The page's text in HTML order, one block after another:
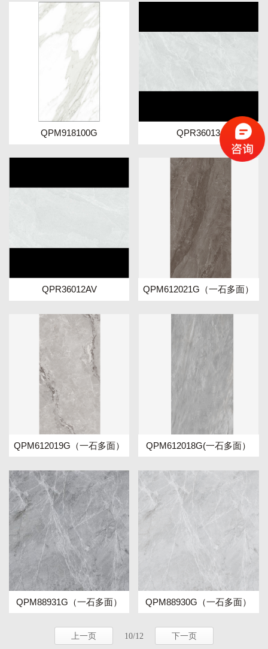
QPM918100G QPR36013
QPR36012AV QPM612021G（一石多面）
QPM612019G（一石多面） QPM612018G(一石多面）
QPM88931G（一石多面） QPM88930G（一石多面）
上一页 10/12 下一页